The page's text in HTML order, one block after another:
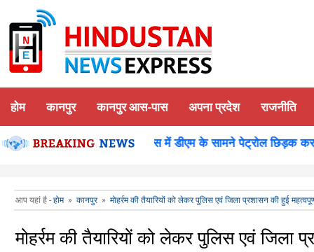
होम कानपुर कानपुर आस-पास अपना प्रदेश राजनीति
पूजन कानपुर-समाधान दिवस में डीएम के सामने पेट्रोल छिड़क कर
आप यहां है - होम» कानपुर» मोहर्रम की तैयारियों को लेकर पुलिस एवं जिला प्रशासन की हुई
मोहर्रम की तैयारियों को लेकर पुलिस एवं जिला